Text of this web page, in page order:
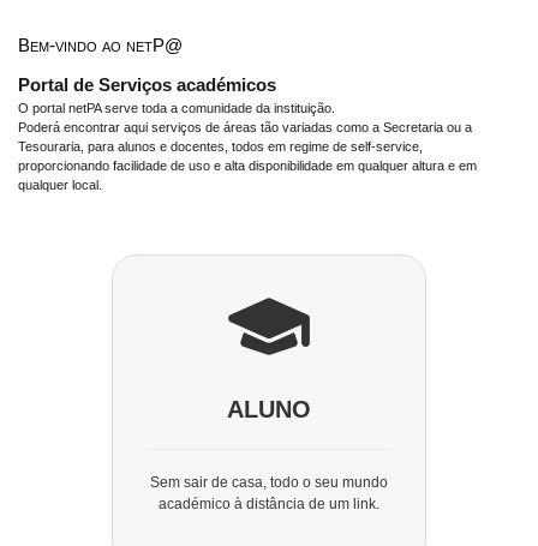
Bem-vindo ao netP@
Portal de Serviços académicos
O portal netPA serve toda a comunidade da instituição.
Poderá encontrar aqui serviços de áreas tão variadas como a Secretaria ou a
Tesouraria, para alunos e docentes, todos em regime de self-service,
proporcionando facilidade de uso e alta disponibilidade em qualquer altura e em
qualquer local.
ALUNO
Sem sair de casa, todo o seu mundo
académico à distância de um link.